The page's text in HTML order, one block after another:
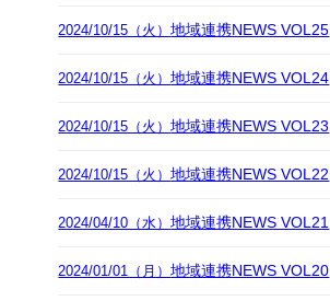
2024/10/15（火）地域連携NEWS VOL25
2024/10/15（火）地域連携NEWS VOL24
2024/10/15（火）地域連携NEWS VOL23
2024/10/15（火）地域連携NEWS VOL22
2024/04/10（水）地域連携NEWS VOL21
2024/01/01（月）地域連携NEWS VOL20